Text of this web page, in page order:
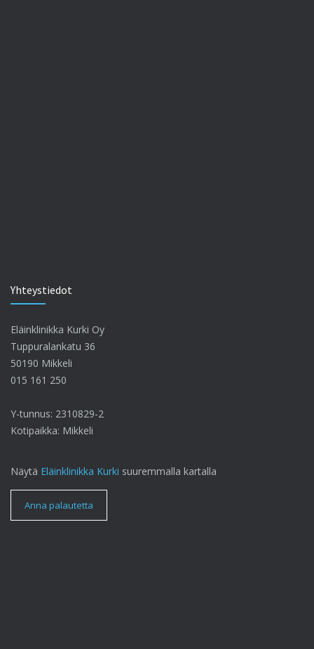
Yhteystiedot
Eläinklinikka Kurki Oy
Tuppuralankatu 36
50190 Mikkeli
015 161 250
Y-tunnus: 2310829-2
Kotipaikka: Mikkeli
Näytä Eläinklinikka Kurki suuremmalla kartalla
Anna palautetta